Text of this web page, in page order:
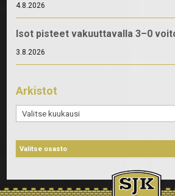
4.8.2026
Isot pisteet vakuuttavalla 3–0
3.8.2026
Arkistot
Arkistot